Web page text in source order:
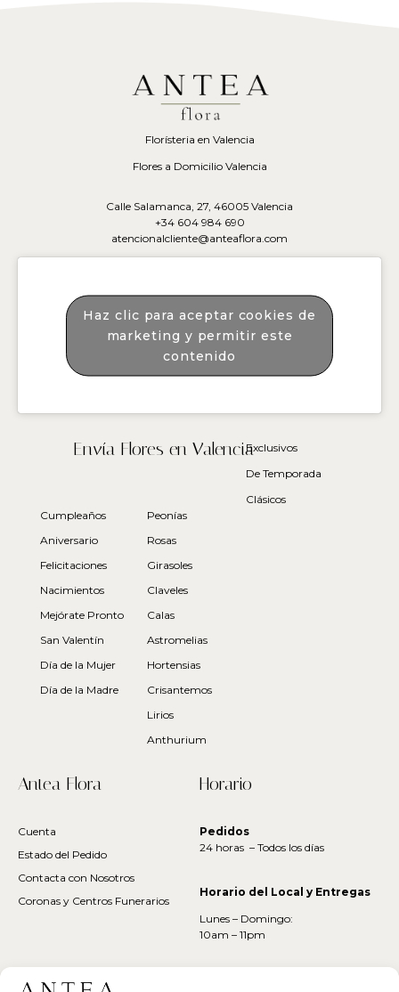
Florísteria en Valencia
Flores a Domicilio Valencia
Calle Salamanca, 27, 46005 Valencia
+34 604 984 690
atencionalcliente@anteaflora.com
Haz clic para aceptar cookies de
marketing y permitir este
contenido
Envía Flores en ValenciaExclusivos
De Temporada
Clásicos
Cumpleaños
Aniversario
Felicitaciones
Nacimientos
Mejórate Pronto
San Valentín
Día de la Mujer
Día de la Madre
Peonías
Rosas
Girasoles
Claveles
Calas
Astromelias
Hortensias
Crisantemos
Lirios
Anthurium
Antea Flora
Cuenta
Estado del Pedido
Contacta con Nosotros
Coronas y Centros Funerarios
Horario
Pedidos
24 horas – Todos los días
Horario del Local y Entregas
Lunes – Domingo:
10am – 11pm